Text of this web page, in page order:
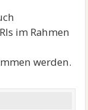
im Rahmen
werden.